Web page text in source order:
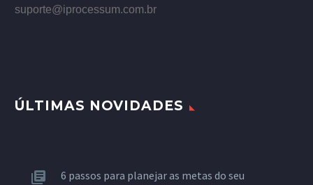
suporte@iprocessum.com.br
ÚLTIMAS NOVIDADES
6 passos para planejar as metas do seu